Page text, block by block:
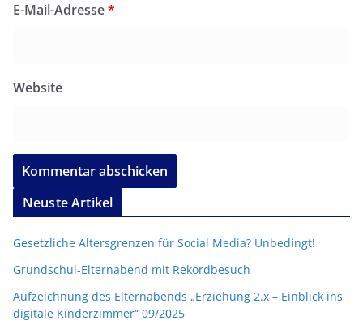
E-Mail-Adresse*
Website
Neuste Artikel
Gesetzliche Altersgrenzen für Social Media? Unbedingt!
Grundschul-Elternabend mit Rekordbesuch
Aufzeichnung des Elternabends „Erziehung 2.x – Einblick ins
digitale Kinderzimmer“ 09/2025